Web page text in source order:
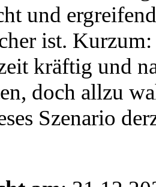
und
ist.
kräftig und
doch allzu
Szenario